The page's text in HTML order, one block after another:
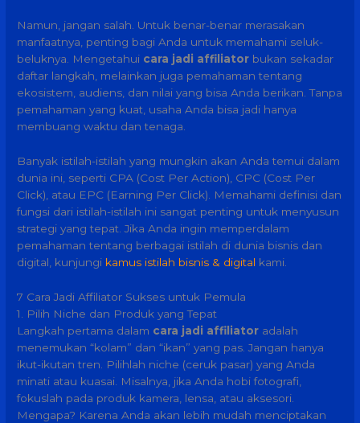
Namun, jangan salah. Untuk benar-benar merasakan
manfaatnya, penting bagi Anda untuk memahami seluk-
beluknya. Mengetahui cara jadi affiliator bukan sekadar
daftar langkah, melainkan juga pemahaman tentang
ekosistem, audiens, dan nilai yang bisa Anda berikan. Tanpa
pemahaman yang kuat, usaha Anda bisa jadi hanya
membuang waktu dan tenaga.
Banyak istilah-istilah yang mungkin akan Anda temui dalam
dunia ini, seperti CPA (Cost Per Action), CPC (Cost Per
Click), atau EPC (Earning Per Click). Memahami definisi dan
fungsi dari istilah-istilah ini sangat penting untuk menyusun
strategi yang tepat. Jika Anda ingin memperdalam
pemahaman tentang berbagai istilah di dunia bisnis dan
digital, kunjungi kamus istilah bisnis & digital kami.
7 Cara Jadi Affiliator Sukses untuk Pemula
1. Pilih Niche dan Produk yang Tepat
Langkah pertama dalam cara jadi affiliator adalah
menemukan “kolam” dan “ikan” yang pas. Jangan hanya
ikut-ikutan tren. Pilihlah niche (ceruk pasar) yang Anda
minati atau kuasai. Misalnya, jika Anda hobi fotografi,
fokuslah pada produk kamera, lensa, atau aksesori.
Mengapa? Karena Anda akan lebih mudah menciptakan